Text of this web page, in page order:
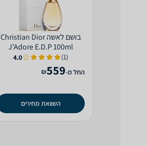
בושם לאשה Christian Dior
J'Adore E.D.P 100ml
(1)
4.0
החל מ-559
₪
השוואת מחירים